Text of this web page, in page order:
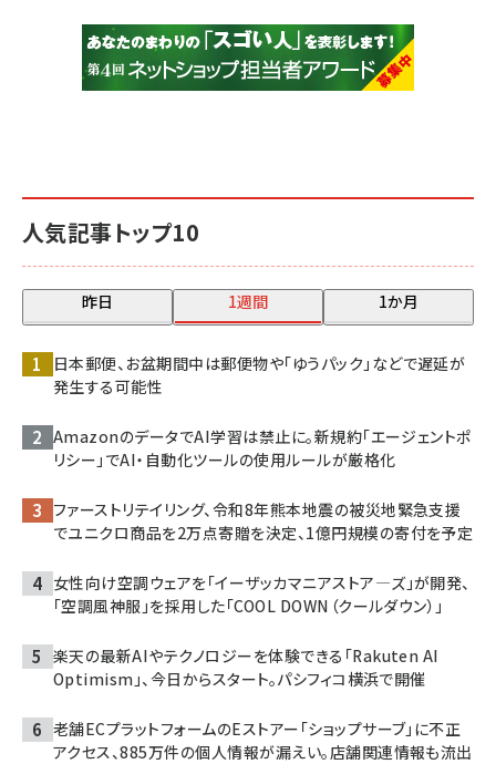
人気記事トップ10
昨日 1週間 1か月
日本郵便、お盆期間中は郵便物や「ゆうパック」などで遅延が
発生する可能性
AmazonのデータでAI学習は禁止に。新規約「エージェントポ
リシー」でAI・自動化ツールの使用ルールが厳格化
ファーストリテイリング、令和8年熊本地震の被災地緊急支援
でユニクロ商品を2万点寄贈を決定、1億円規模の寄付を予定
女性向け空調ウェアを「イーザッカマニアストア―ズ」が開発、
「空調風神服」を採用した「COOL DOWN（クールダウン）」
楽天の最新AIやテクノロジーを体験できる「Rakuten AI
Optimism」、今日からスタート。パシフィコ横浜で開催
老舗ECプラットフォームのEストアー「ショップサーブ」に不正
アクセス、885万件の個人情報が漏えい。店舗関連情報も流出